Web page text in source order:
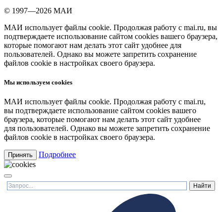
© 1997—2026 МАИ
МАИ использует файлы cookie. Продолжая работу с mai.ru, вы
подтверждаете использование сайтом cookies вашего браузера,
которые помогают нам делать этот сайт удобнее для
пользователей. Однако вы можете запретить сохранение
файлов cookie в настройках своего браузера.
Мы используем cookies
МАИ использует файлы cookie. Продолжая работу с mai.ru,
вы подтверждаете использование сайтом cookies вашего
браузера, которые помогают нам делать этот сайт удобнее
для пользователей. Однако вы можете запретить сохранение
файлов cookie в настройках своего браузера.
Принять Подробнее